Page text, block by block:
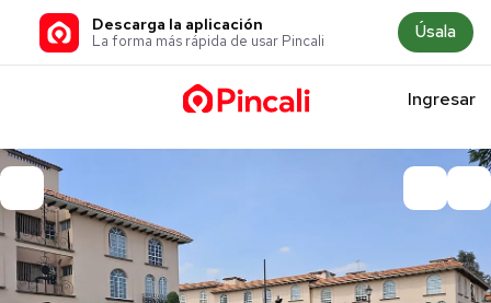
Descarga la aplicación
La forma más rápida de usar Pincali Úsala
Ingresar